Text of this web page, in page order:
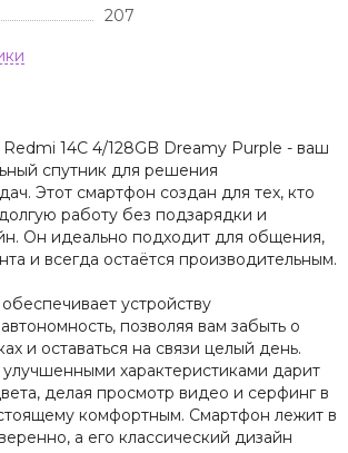
207
14C 4/128GB Dreamy Purple - ваш
спутник для решения
Этот смартфон создан для тех, кто
работу без подзарядки и
Он идеально подходит для общения,
и всегда остаётся производительным.
устройству
позволяя вам забыть о
и оставаться на связи целый день.
характеристиками дарит
делая просмотр видео и серфинг в
комфортным. Смартфон лежит в
а его классический дизайн